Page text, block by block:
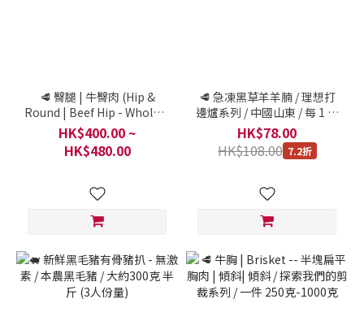
🥩 臀腿 | 牛臀肉 (Hip &
Round | Beef Hip - Whole) /
探索我們的剪裁系列 / 一件
1000-9000克
HK$400.00 ~
HK$480.00
🥩 急凍黑草羊羊腩 / 理想打
邊爐系列 / 中國山東 / 每 1 份
450克
HK$78.00
HK$108.00 7.2折